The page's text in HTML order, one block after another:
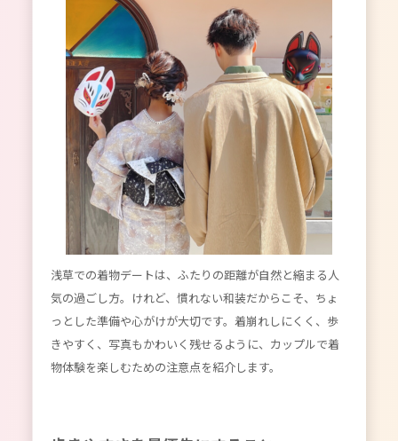
浅草での着物デートは、ふたりの距離が自然と縮まる人
気の過ごし方。けれど、慣れない和装だからこそ、ちょ
っとした準備や心がけが大切です。着崩れしにくく、歩
きやすく、写真もかわいく残せるように、カップルで着
物体験を楽しむための注意点を紹介します。